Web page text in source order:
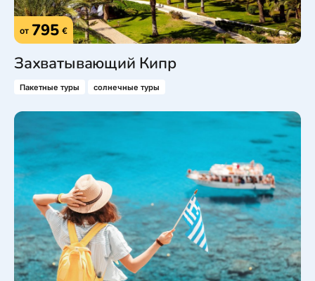
от 795 €
Захватывающий Кипр
Пакетные туры солнечные туры